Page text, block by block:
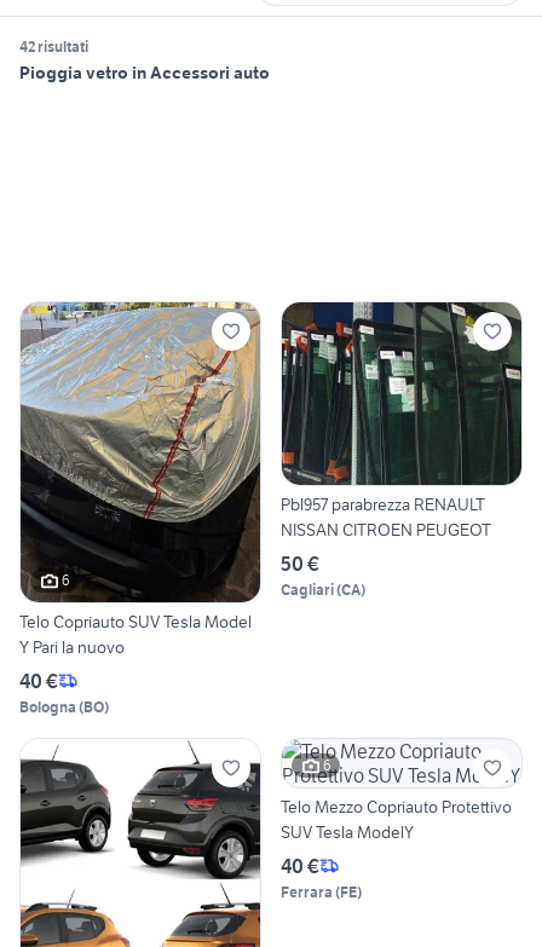
42 risultati
Pioggia vetro in Accessori auto
6
Telo Copriauto SUV Tesla Model
Y Pari la nuovo
40 €
Bologna (BO)
Pbl957 parabrezza RENAULT
NISSAN CITROEN PEUGEOT
50 €
Cagliari(CA)
6
Telo Mezzo Copriauto Protettivo
SUV Tesla ModelY
40 €
Ferrara (FE)